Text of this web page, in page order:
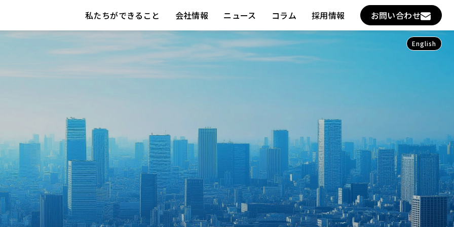
私たちができること 会社情報 ニュース コラム 採用情報 お問い合わせ
English